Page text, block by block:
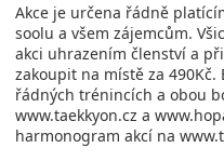
Akce je určena řádně
soolu a všem zájemcům.
akci uhrazením členství a
zakoupit na místě za
řádných trénincích a obou
www.taekkyon.cz a
harmonogram akcí na